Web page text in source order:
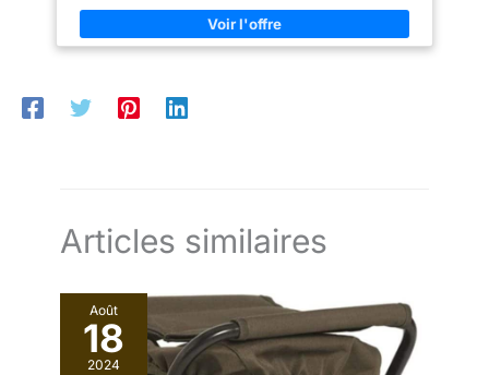
texte par sublimation à 180°, pas de texture supplémentaire et
d'altération de surface. Article de chasse en stock
personnalisé par nos soins et expédié sous 48 - 72 h
Articles similaires
Août
18
2024